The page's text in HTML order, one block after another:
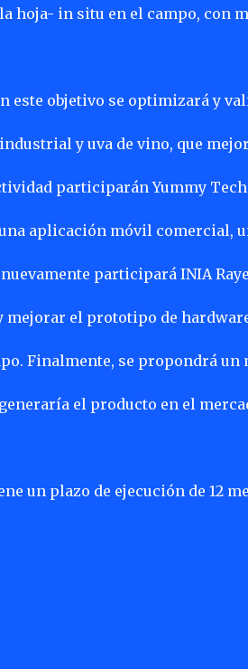
hoja- in situ en el campo, con
este objetivo se optimizará y
y uva de vino, que
participarán Yummy
aplicación móvil comercial,
nuevamente participará INIA
mejorar el prototipo de
Finalmente, se propondrá
el producto en el
un plazo de ejecución de 12